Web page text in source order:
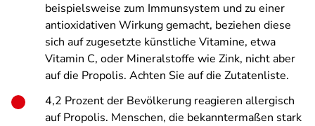
beispielsweise zum Immunsystem und zu einer
antioxidativen Wirkung gemacht, beziehen diese
sich auf zugesetzte künstliche Vitamine, etwa
Vitamin C, oder Mineralstoffe wie Zink, nicht aber
auf die Propolis. Achten Sie auf die Zutatenliste.
4,2 Prozent der Bevölkerung reagieren allergisch
auf Propolis. Menschen, die bekanntermaßen stark